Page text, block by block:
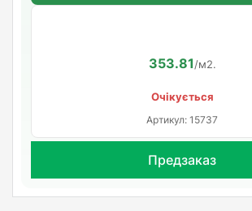
353.81/м2.
Очікується
Артикул: 15737
Предзаказ